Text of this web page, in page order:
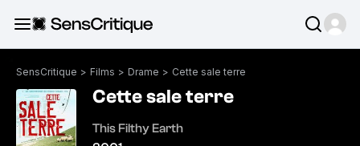
SensCritique > Films > Drame > Cette sale terre
Cette sale terre
This Filthy Earth